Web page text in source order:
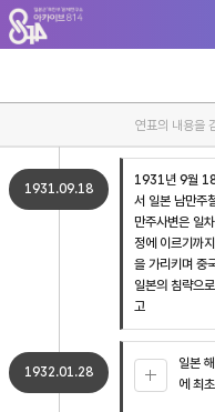
주
메
뉴
가
본
문
바
기
하
단
바
기
1931.09.18
1931년 9월 18
서 일본 남만주
만주사변은 일
정에 이르기까
을 가리키며 중
일본의 침략으
고
1932.01.28
일본
에 최